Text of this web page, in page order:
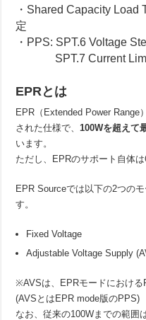
・Shared Capacity Load
定
・PPS: SPT.6 Voltage
SPT.7 Current Limit
EPRとは
EPR（Extended Power Range
された仕様で、100Wを超えて
います。
ただし、EPRのサポート自体は
EPR Sourceでは以下の2つの
す。
Fixed Voltage
Adjustable Voltage Supply
※AVSは、EPRモードにおける
(AVSとはEPR mode版のPPS)
なお、従来の100Wまでの範囲